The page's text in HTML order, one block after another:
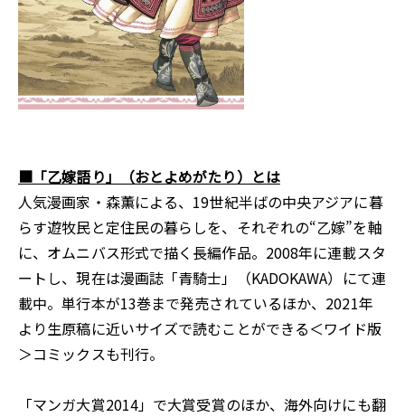
■「乙嫁語り」（おとよめがたり）とは
人気漫画家・森薫による、19世紀半ばの中央アジアに暮
らす遊牧民と定住民の暮らしを、それぞれの“乙嫁”を軸
に、オムニバス形式で描く長編作品。2008年に連載スタ
ートし、現在は漫画誌「青騎士」（KADOKAWA）にて連
載中。単行本が13巻まで発売されているほか、2021年
より生原稿に近いサイズで読むことができる＜ワイド版
＞コミックスも刊行。
「マンガ大賞2014」で大賞受賞のほか、海外向けにも翻